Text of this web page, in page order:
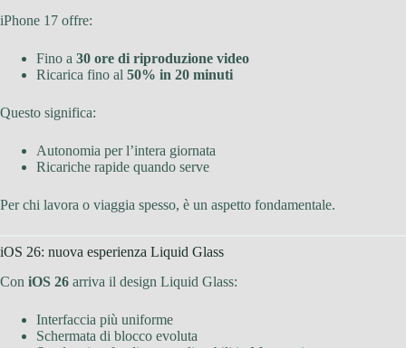
iPhone 17 offre:
Fino a 30 ore di riproduzione video
Ricarica fino al 50% in 20 minuti
Questo significa:
Autonomia per l’intera giornata
Ricariche rapide quando serve
Per chi lavora o viaggia spesso, è un aspetto fondamentale.
iOS 26: nuova esperienza Liquid Glass
Con iOS 26 arriva il design Liquid Glass:
Interfaccia più uniforme
Schermata di blocco evoluta